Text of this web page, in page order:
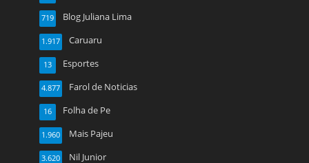
Blog Juliana Lima
719
Caruaru
1.917
Esportes
13
Farol de Noticias
4.877
Folha de Pe
16
Mais Pajeu
1.960
Nil Junior
3.620